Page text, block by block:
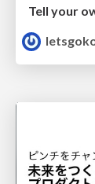
Tell your